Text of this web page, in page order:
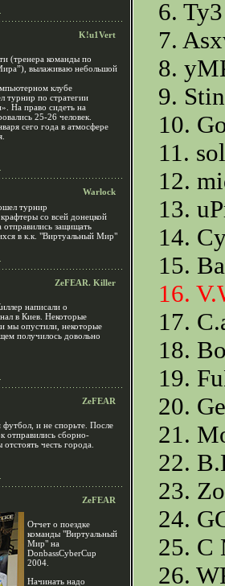
K!u1Vert
(тренера команды по
вылаживаю небольшой
клубе
турнир по стратегии
На право сидеть на
25-26 человек.
сего года в атмосфере
Warlock
турнир
со всей донецкой
отправились защищать
в к.к. "Виртуальный Мир"
ZeFEAR. Killer
написали о
в Киев. Некоторые
мы опустили, некоторые
получилось довольно
ZeFEAR
и не спорьте. После
отправились сборно-
честь города.
ZeFEAR
Отчет о поездке
команды "Виртуальный
Мир" на
DonbassCyberCup
2004.
Начинать надо
6. Ty3
7.
8.
9.
10.
11.
12.
13.
14.
15.
16.
17.
18.
19.
20.
21.
22.
23.
24.
25. C
26.